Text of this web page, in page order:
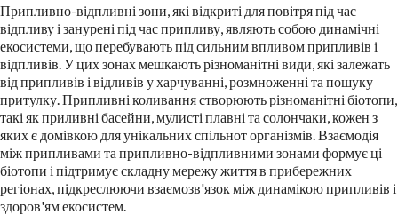
Припливно-відпливні зони, які відкриті для повітря під час
відпливу і занурені під час припливу, являють собою динамічні
екосистеми, що перебувають під сильним впливом припливів і
відпливів. У цих зонах мешкають різноманітні види, які залежать
від припливів і відливів у харчуванні, розмноженні та пошуку
притулку. Припливні коливання створюють різноманітні біотопи,
такі як приливні басейни, мулисті плавні та солончаки, кожен з
яких є домівкою для унікальних спільнот організмів. Взаємодія
між припливами та припливно-відпливними зонами формує ці
біотопи і підтримує складну мережу життя в прибережних
регіонах, підкреслюючи взаємозв'язок між динамікою припливів і
здоров'ям екосистем.